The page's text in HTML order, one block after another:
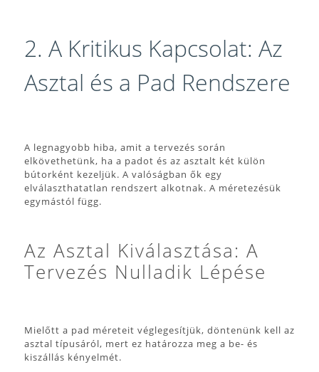
2. A Kritikus Kapcsolat: Az
Asztal és a Pad Rendszere
A legnagyobb hiba, amit a tervezés során
elkövethetünk, ha a padot és az asztalt két külön
bútorként kezeljük. A valóságban ők egy
elválaszthatatlan rendszert alkotnak. A méretezésük
egymástól függ.
Az Asztal Kiválasztása: A
Tervezés Nulladik Lépése
Mielőtt a pad méreteit véglegesítjük, döntenünk kell az
asztal típusáról, mert ez határozza meg a be- és
kiszállás kényelmét.